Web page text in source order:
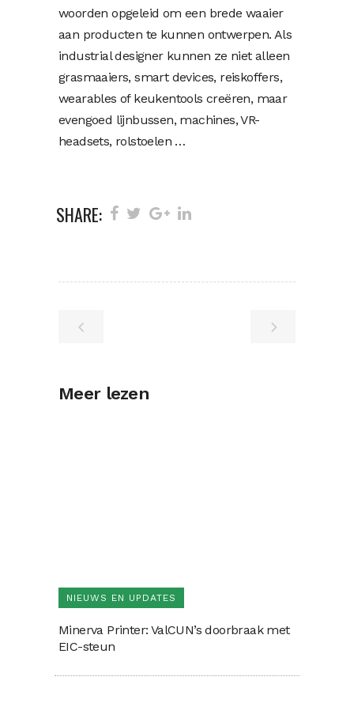
woorden opgeleid om een brede waaier
aan producten te kunnen ontwerpen. Als
industrial designer kunnen ze niet alleen
grasmaaiers, smart devices, reiskoffers,
wearables of keukentools creëren, maar
evengoed lijnbussen, machines, VR-
headsets, rolstoelen …
SHARE:
Meer lezen
NIEUWS EN UPDATES
Minerva Printer: ValCUN’s doorbraak met
EIC-steun